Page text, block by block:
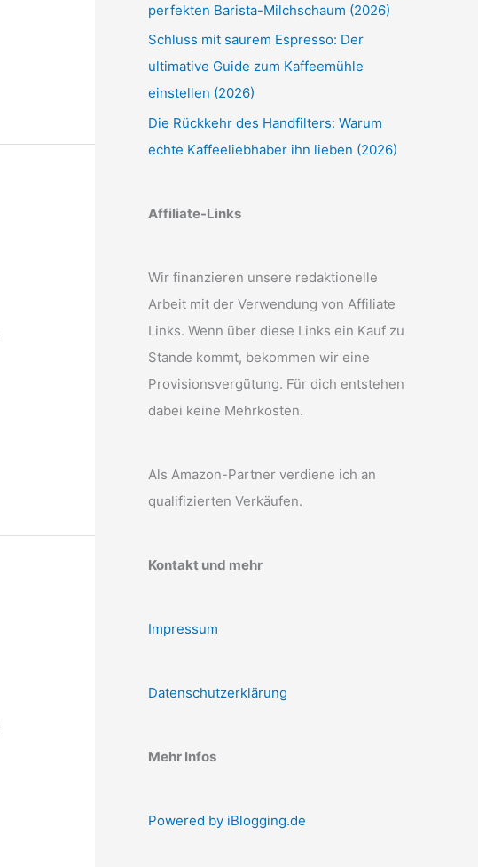
perfekten Barista-Milchschaum (2026)
Schluss mit saurem Espresso: Der
ultimative Guide zum Kaffeemühle
einstellen (2026)
Die Rückkehr des Handfilters: Warum
echte Kaffeeliebhaber ihn lieben (2026)
Affiliate-Links
Wir finanzieren unsere redaktionelle
Arbeit mit der Verwendung von Affiliate
Links. Wenn über diese Links ein Kauf zu
Stande kommt, bekommen wir eine
Provisionsvergütung. Für dich entstehen
dabei keine Mehrkosten.
Als Amazon-Partner verdiene ich an
qualifizierten Verkäufen.
Kontakt und mehr
Impressum
Datenschutzerklärung
Mehr Infos
Powered by iBlogging.de